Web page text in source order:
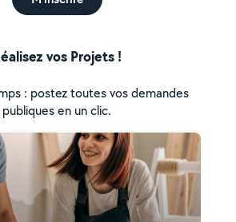
vos Projets !
: postez toutes vos demandes
publiques en un clic.